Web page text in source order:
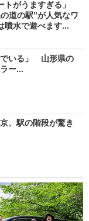
トがうますぎる」
道の駅”が人気なワ
水で遊べます...
でいる」 山形県の
ー...
、駅の階段が驚き